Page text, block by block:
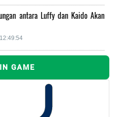
antara Luffy dan Kaido Akan
GAME